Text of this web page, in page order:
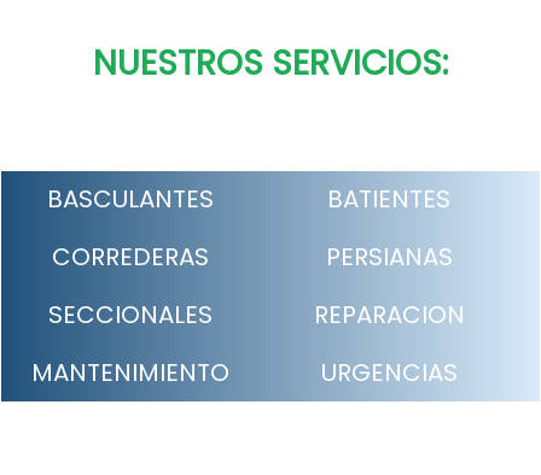
NUESTROS SERVICIOS:
BASCULANTES
BATIENTES
CORREDERAS
PERSIANAS
SECCIONALES
REPARACION
MANTENIMIENTO
URGENCIAS